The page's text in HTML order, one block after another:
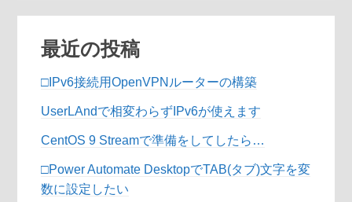
最近の投稿
□IPv6接続用OpenVPNルーターの構築
UserLAndで相変わらずIPv6が使えます
CentOS 9 Streamで準備をしてしたら…
□Power Automate DesktopでTAB(タブ)文字を変
数に設定したい